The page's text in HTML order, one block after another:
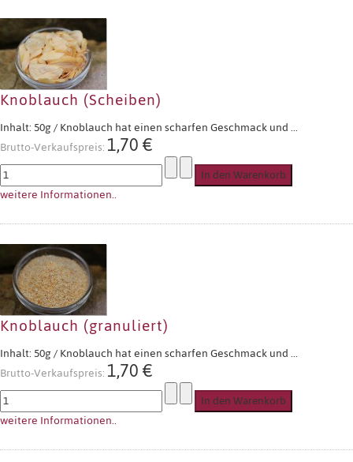
Knoblauch (Scheiben)
Inhalt: 50g / Knoblauch hat einen scharfen Geschmack und ...
Brutto-Verkaufspreis:1,70 €
weitere Informationen..
Knoblauch (granuliert)
Inhalt: 50g / Knoblauch hat einen scharfen Geschmack und ...
Brutto-Verkaufspreis:1,70 €
weitere Informationen..